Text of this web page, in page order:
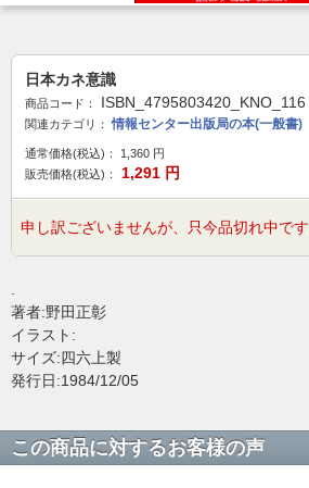
日本カネ意識
商品コード： ISBN_4795803420_KNO_116
関連カテゴリ： 情報センター出版局の本(一般書)
通常価格(税込)： 1,360 円
販売価格(税込)：
1,291 円
申し訳ございませんが、只今品切れ中です
著者:野田正彰
イラスト:
サイズ:四六上製
発行日:1984/12/05
この商品に対するお客様の声